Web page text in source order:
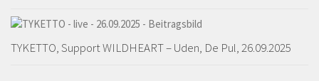
TYKETTO, Support WILDHEART – Uden, De Pul, 26.09.2025